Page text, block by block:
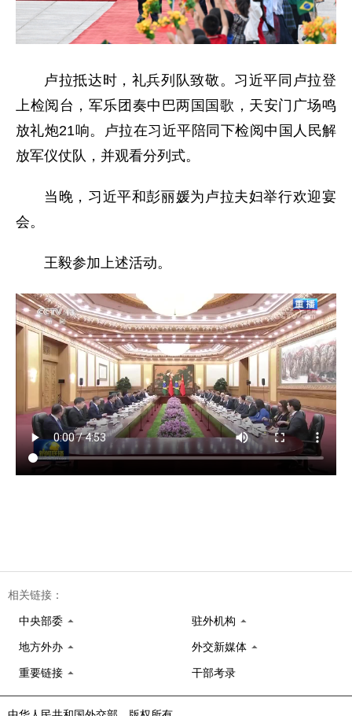
卢拉抵达时，礼兵列队致敬。习近平同卢拉登
上检阅台，军乐团奏中巴两国国歌，天安门广场鸣
放礼炮21响。卢拉在习近平陪同下检阅中国人民解
放军仪仗队，并观看分列式。
当晚，习近平和彭丽媛为卢拉夫妇举行欢迎宴
会。
王毅参加上述活动。
相关链接：
中央部委 驻外机构
地方外办 外交新媒体
重要链接 干部考录